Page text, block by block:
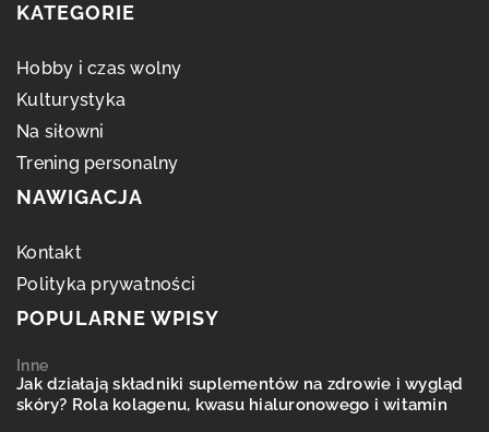
KATEGORIE
Hobby i czas wolny
Kulturystyka
Na siłowni
Trening personalny
NAWIGACJA
Kontakt
Polityka prywatności
POPULARNE WPISY
Inne
Jak działają składniki suplementów na zdrowie i wygląd
skóry? Rola kolagenu, kwasu hialuronowego i witamin